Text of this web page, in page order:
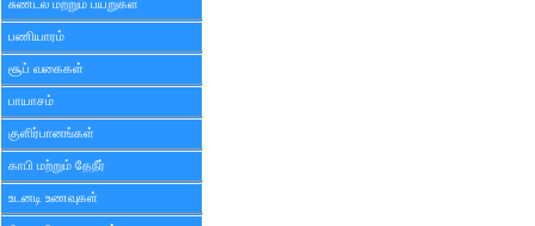
சுண்டல் மற்றும் பயறுகள்
பணியாரம்
சூப் வகைகள்
பாயாசம்
குளிர்பானங்கள்
காபி மற்றும் தேநீர்
உடனடி உணவுகள்